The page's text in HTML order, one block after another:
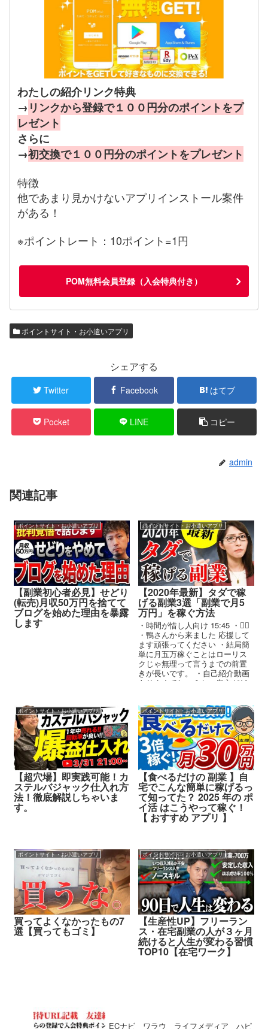
わたしの紹介リンク特典
→ リンクから登録で１００円分のポイントをプ
レゼント
さらに
→初交換で１００円分のポイントをプレゼント
特徴
他であまり見かけないアプリインストール案件
がある！
※ポイントレート：10ポイント=1円
POM無料会員登録（入会特典付き）
ポイントサイト・お小遣いアプリ
シェアする
Twitter Facebook はてブ
Pocket LINE コピー
admin
関連記事
ポイントサイト・お小遣いアプリ
【副業初心者必見】せどり
(転売)月収50万円を捨てて
ブログを始めた理由を暴露
します
ポイントサイト・お小遣いアプリ
【2020年最新】タダで稼
げる副業3選「副業で月5
万円」を稼ぐ方法
・時間が惜し人向け 15:45 ・🙋‍♀️
・鴨さんから来ました 応援して
ます頑張ってください ・結局簡
単に月五万稼ぐことはローリス
クじゃ無理って言うまでの前置
きが長いです。 ・自己紹介動画
ありますでしょうか。貴方がど
ポイントサイト・お小遣いアプリ
【超穴場】即実践可能！カ
ステルバジャック仕入れ方
法！徹底解説しちゃいま
す。
ポイントサイト・お小遣いアプリ
【食べるだけの 副業 】自
宅でこんな簡単に稼げるっ
て知ってた？ 2025 年の ポ
イ活 はこうやって稼ぐ！
【 おすすめ アプリ 】
ポイントサイト・お小遣いアプリ
買ってよくなかったもの7
選【買ってもゴミ】
ポイントサイト・お小遣いアプリ
【生産性UP】フリーラン
ス・在宅副業の人が３ヶ月
続けると人生が変わる習慣
TOP10【在宅ワーク】
ECナビ ワラウ ライフメディア ハピ